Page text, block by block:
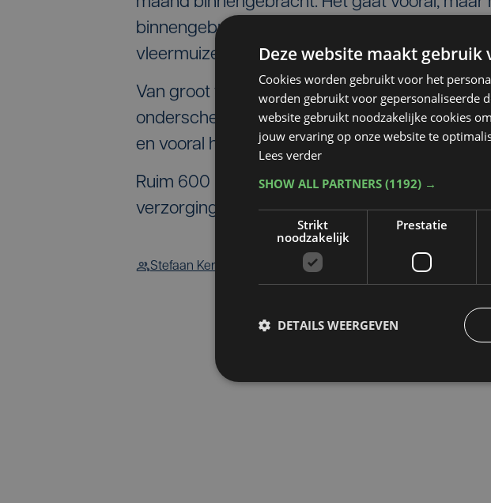
binnengebrachte zoogdieren als marters,
vleermuizen krijgen er verzorging.
Van groot tot klein, geliefd of gehaat, in het
onderscheid. Elk dier krijgt hier de kans om
en vooral hun kuikens zijn in de meerderheid.
Ruim 600 meeuwen zijn er nu. Vooral de jonge
verzorging nodig. Het duurt vijf uur om alle
Stefaan Kerger
Deze website maakt gebruik
Cookies worden gebruikt voor het
worden gebruikt voor gepersonaliseerde
website gebruikt noodzakelijke cookies
jouw ervaring op onze website te
Lees verder
SHOW ALL PARTNERS (1192) →
Strikt
noodzakelijk
Prestatie
DETAILS WEERGEVEN